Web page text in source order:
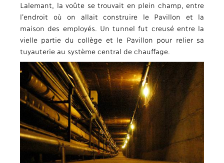
Lalemant, la voûte se trouvait en plein champ, entre
l’endroit où on allait construire le Pavillon et la
maison des employés. Un tunnel fut creusé entre la
vielle partie du collège et le Pavillon pour relier sa
tuyauterie au système central de chauffage.